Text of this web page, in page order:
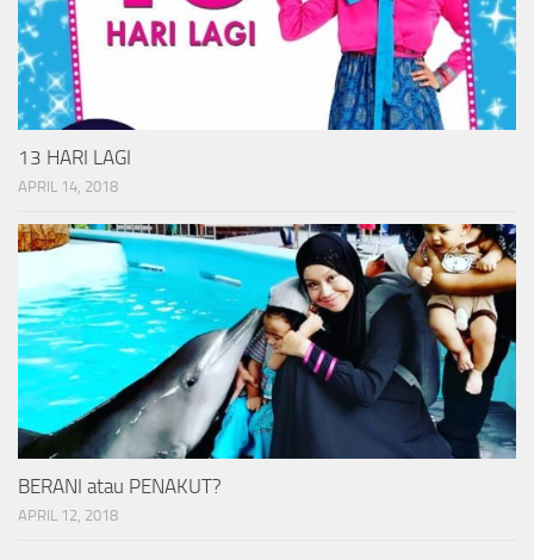
13 HARI LAGI
APRIL 14, 2018
BERANI atau PENAKUT?
APRIL 12, 2018